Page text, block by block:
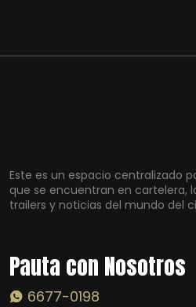
Este es un espacio centralizado
que se encuentran en cartelera,
trailers y noticias del mundo del
Pauta con Nosotros
6677-0198